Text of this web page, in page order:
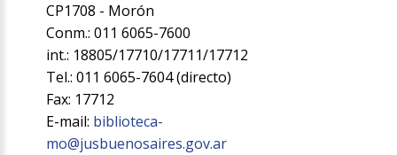
CP1708 - Morón
Conm.: 011 6065-7600
int.: 18805/17710/17711/17712
Tel.: 011 6065-7604 (directo)
Fax: 17712
E-mail: biblioteca-
mo@jusbuenosaires.gov.ar